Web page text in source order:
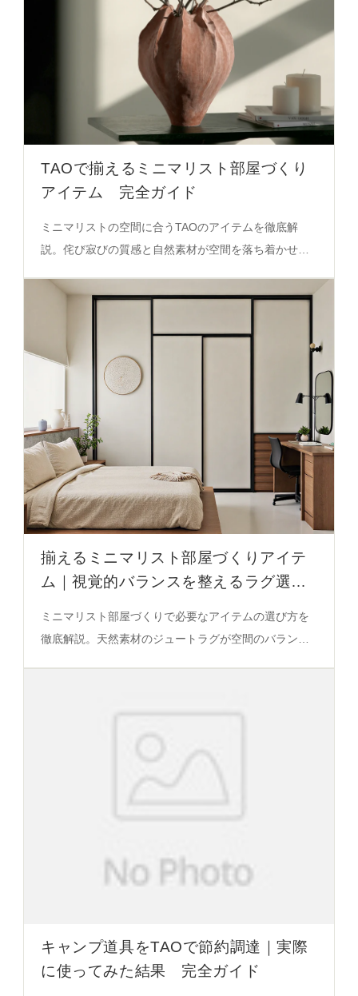
TAOで揃えるミニマリスト部屋づくり
アイテム 完全ガイド
ミニマリストの空間に合うTAOのアイテムを徹底解
説。侘び寂びの質感と自然素材が空間を落ち着かせる
揃えるミニマリスト部屋づくりアイテ
ム｜視覚的バランスを整えるラグ選び
ミニマリスト部屋づくりで必要なアイテムの選び方を
徹底解説。天然素材のジュートラグが空間のバランス
キャンプ道具をTAOで節約調達｜実際
に使ってみた結果 完全ガイド